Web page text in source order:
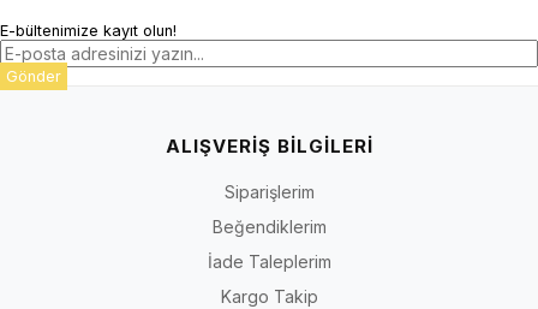
E-bültenimize kayıt olun!
Gönder
ALIŞVERİŞ BİLGİLERİ
Siparişlerim
Beğendiklerim
İade Taleplerim
Kargo Takip